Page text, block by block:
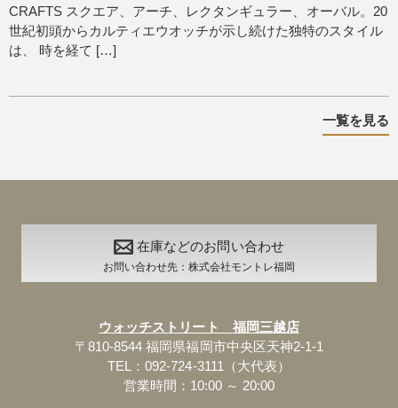
CRAFTS スクエア、アーチ、レクタンギュラー、オーバル。20
世紀初頭からカルティエウオッチが示し続けた独特のスタイル
は、 時を経て […]
一覧を見る
在庫などのお問い合わせ
お問い合わせ先：株式会社モントレ福岡
ウォッチストリート 福岡三越店
〒810-8544 福岡県福岡市中央区天神2-1-1
TEL：092-724-3111（大代表）
営業時間：10:00 ～ 20:00